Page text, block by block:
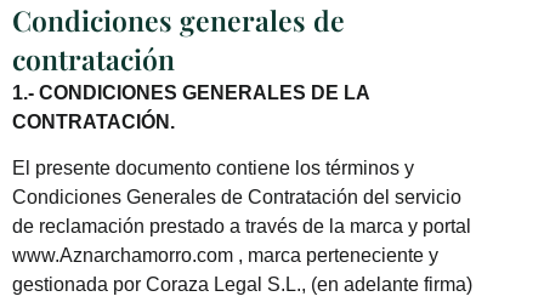
Condiciones generales de
contratación
1.- CONDICIONES GENERALES DE LA
CONTRATACIÓN.
El presente documento contiene los términos y
Condiciones Generales de Contratación del servicio
de reclamación prestado a través de la marca y portal
www.Aznarchamorro.com , marca perteneciente y
gestionada por Coraza Legal S.L., (en adelante firma)